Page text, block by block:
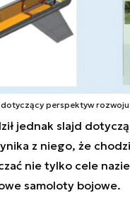
perspektyw
jednak slajd
z niego, że
nie tylko cele
samoloty bojowe.